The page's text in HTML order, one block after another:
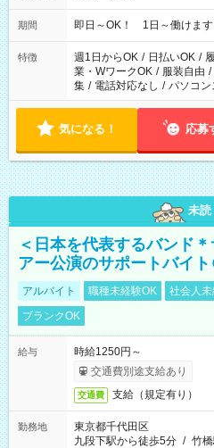
期間 即日～OK！ 1日～働けます
特徴 週1日からOK / 日払いOK /
業・WワークOK / 服装自由 /
集 / 電話対応なし / パソコン
気になる！ 応募
未読
＜日本を代表するバンド
アー公演のサポートバイ
アルバイト 職種未経験OK 社会人
ブランクOK
給与
時給1250円～
交通費別途支給あり
交通費 支給（規定有り）
勤務地
東京都千代田区
九段下駅から徒歩5分 / 竹